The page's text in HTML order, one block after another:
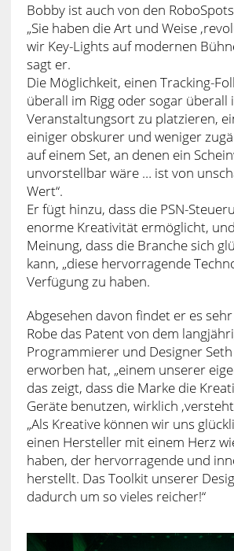
Bobby ist auch von den
„Sie haben die Art und Weise
wir Key-Lights auf modernen
sagt er.
Die Möglichkeit, einen Tracking-
überall im Rigg oder sogar überall
Veranstaltungsort zu platzieren,
einiger obskurer und weniger
auf einem Set, an denen ein
unvorstellbar wäre … ist von
Wert“.
Er fügt hinzu, dass die PSN-
enorme Kreativität ermöglicht,
Meinung, dass die Branche sich
kann, „diese hervorragende
Verfügung zu haben.
Abgesehen davon findet er es
Robe das Patent von dem
Programmierer und Designer
erworben hat, „einem unserer
das zeigt, dass die Marke die
Geräte benutzen, wirklich
„Als Kreative können wir uns
einen Hersteller mit einem Herz
haben, der hervorragende und
herstellt. Das Toolkit unserer
dadurch um so vieles reicher!“